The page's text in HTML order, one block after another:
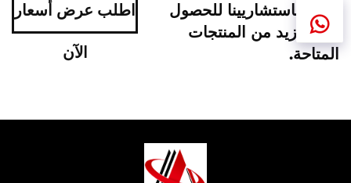
اتصل باستشاريينا للحصول
على مزيد من المنتجات
المتاحة.
اطلب عرض أسعار
الآن